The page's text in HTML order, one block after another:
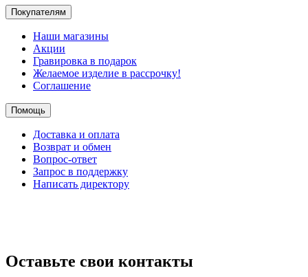
Покупателям
Наши магазины
Акции
Гравировка в подарок
Желаемое изделие в рассрочку!
Соглашение
Помощь
Доставка и оплата
Возврат и обмен
Вопрос-ответ
Запрос в поддержку
Написать директору
Оставьте свои контакты